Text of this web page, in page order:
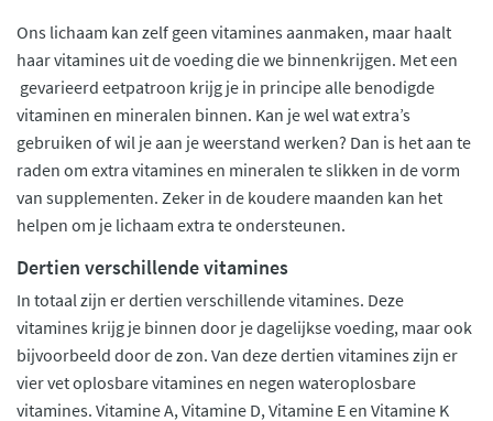
Ons lichaam kan zelf geen vitamines aanmaken, maar haalt
haar vitamines uit de voeding die we binnenkrijgen. Met een
gevarieerd eetpatroon krijg je in principe alle benodigde
vitaminen en mineralen binnen. Kan je wel wat extra’s
gebruiken of wil je aan je weerstand werken? Dan is het aan te
raden om extra vitamines en mineralen te slikken in de vorm
van supplementen. Zeker in de koudere maanden kan het
helpen om je lichaam extra te ondersteunen.
Dertien verschillende vitamines
In totaal zijn er dertien verschillende vitamines. Deze
vitamines krijg je binnen door je dagelijkse voeding, maar ook
bijvoorbeeld door de zon. Van deze dertien vitamines zijn er
vier vet oplosbare vitamines en negen wateroplosbare
vitamines. Vitamine A, Vitamine D, Vitamine E en Vitamine K